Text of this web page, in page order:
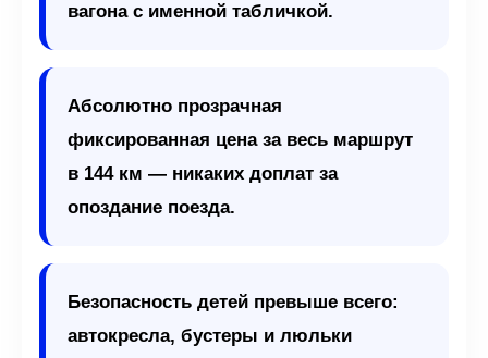
вагона с именной табличкой.
Абсолютно прозрачная
фиксированная цена за весь маршрут
в 144 км — никаких доплат за
опоздание поезда.
Безопасность детей превыше всего:
автокресла, бустеры и люльки